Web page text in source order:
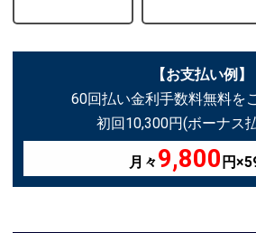
【お支払い例】
60回払い金利手数料無料を
初回10,300円(ボーナス
月々9,800 円